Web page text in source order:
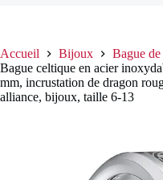
Accueil Bijoux
Bague
Bague celtique en acier
mm, incrustation de dragon
alliance, bijoux, taille 6-13